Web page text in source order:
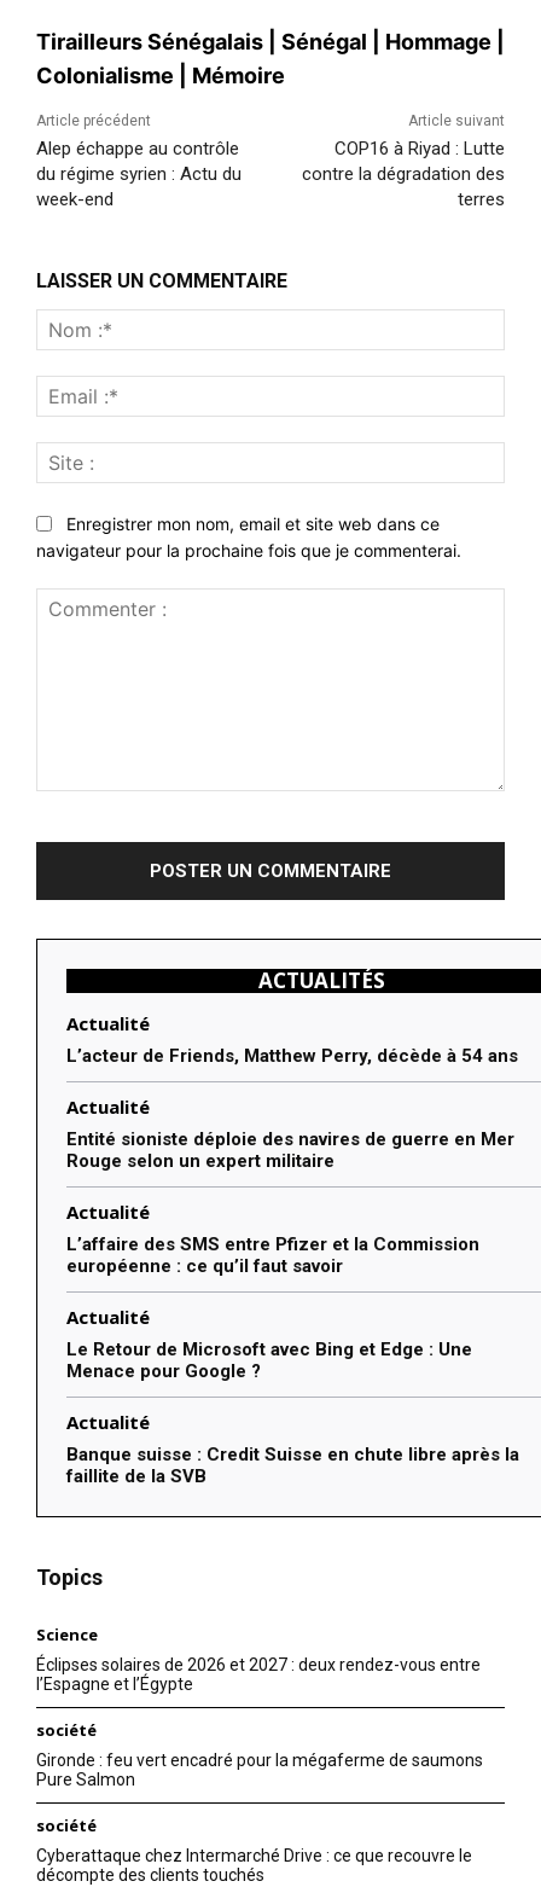
Tirailleurs Sénégalais Sénégal Hommage
Colonialisme
Mémoire
Article précédent
Alep échappe au contrôle
du régime syrien : Actu du
week-end
Article suivant
COP16 à Riyad : Lutte
contre la dégradation des
terres
LAISSER UN COMMENTAIRE
:*
:*
:
Enregistrer mon nom, email et site web dans ce
navigateur pour la prochaine fois que je commenterai.
ACTUALITÉS
Actualité
L’acteur de Friends, Matthew Perry, décède à 54 ans
Actualité
Entité sioniste déploie des navires de guerre en Mer
Rouge selon un expert militaire
Actualité
L’affaire des SMS entre Pfizer et la Commission
européenne : ce qu’il faut savoir
Actualité
Le Retour de Microsoft avec Bing et Edge : Une
Menace pour Google ?
Actualité
Banque suisse : Credit Suisse en chute libre après la
faillite de la SVB
Topics
Science
Éclipses solaires de 2026 et 2027 : deux rendez-vous entre
l’Espagne et l’Égypte
société
Gironde : feu vert encadré pour la mégaferme de saumons
Pure Salmon
société
Cyberattaque chez Intermarché Drive : ce que recouvre le
décompte des clients touchés